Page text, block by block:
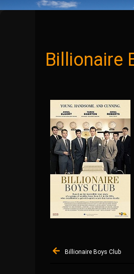
Billionaire
deBillionaire Boys Club